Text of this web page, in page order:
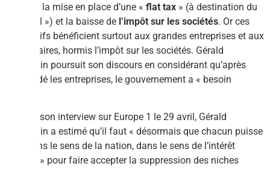
, la mise en place d’une « flat tax » (à destination du
« capital ») et la baisse de l’impôt sur les sociétés. Or ces
dispositifs bénéficient surtout aux grandes entreprises et aux
actionnaires, hormis l’impôt sur les sociétés. Gérald
Darmanin poursuit son discours en considérant qu’après
avoir aidé les entreprises, le gouvernement a « besoin
Lors de son interview sur Europe 1 le 29 avril, Gérald
Darmanin a estimé qu’il faut « désormais que chacun puisse
aller dans le sens de la nation, dans le sens de l’intérêt
général » pour faire accepter la suppression des niches